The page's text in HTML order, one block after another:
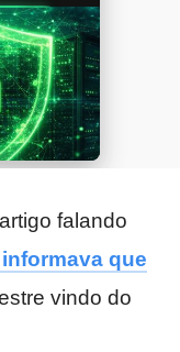
falando
que
vindo do